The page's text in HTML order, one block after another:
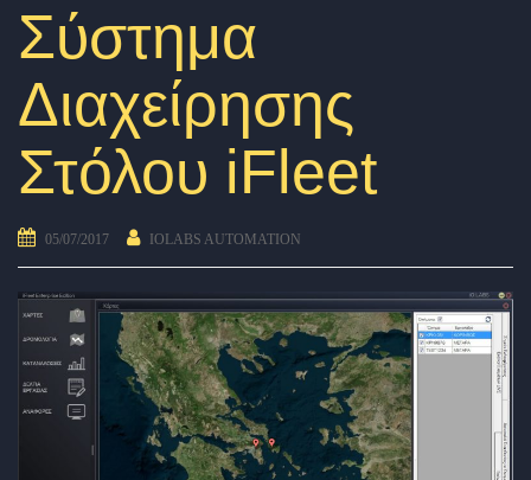
Σύστημα
Διαχείρησης
Στόλου iFleet
05/07/2017 IOLABS AUTOMATION